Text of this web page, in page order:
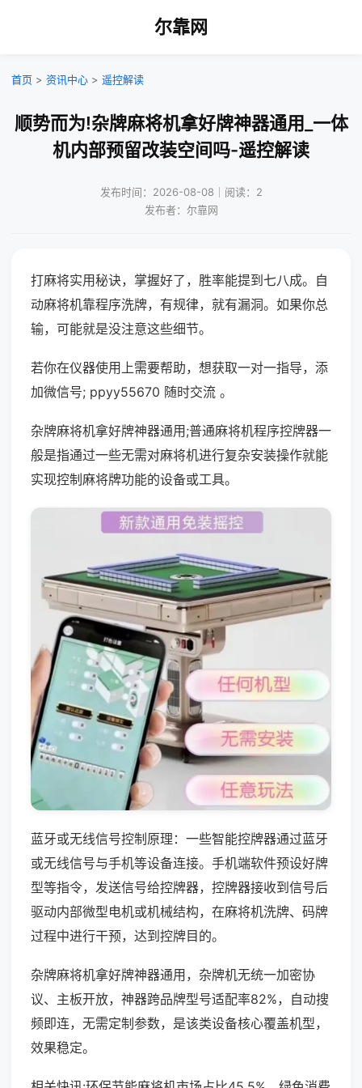
尔靠网
首页 > 资讯中心 > 遥控解读
顺势而为!杂牌麻将机拿好牌神器通用_一体
机内部预留改装空间吗-遥控解读
发布时间：2026-08-08｜阅读：2
发布者：尔靠网
打麻将实用秘诀，掌握好了，胜率能提到七八成。自
动麻将机靠程序洗牌，有规律，就有漏洞。如果你总
输，可能就是没注意这些细节。
若你在仪器使用上需要帮助，想获取一对一指导，添
加微信号; ppyy55670 随时交流 。
杂牌麻将机拿好牌神器通用;普通麻将机程序控牌器一
般是指通过一些无需对麻将机进行复杂安装操作就能
实现控制麻将牌功能的设备或工具。
蓝牙或无线信号控制原理：一些智能控牌器通过蓝牙
或无线信号与手机等设备连接。手机端软件预设好牌
型等指令，发送信号给控牌器，控牌器接收到信号后
驱动内部微型电机或机械结构，在麻将机洗牌、码牌
过程中进行干预，达到控牌目的。
杂牌麻将机拿好牌神器通用，杂牌机无统一加密协
议、主板开放，神器跨品牌型号适配率82%，自动搜
频即连，无需定制参数，是该类设备核心覆盖机型，
效果稳定。